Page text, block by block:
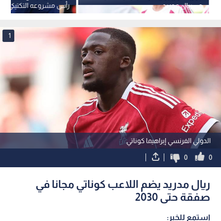
رأس مشروعه التكتيكي
مع ريال مدريد
الدولي الفرنسي إبراهيما كوناتي
1
0
0
ريال مدريد يضم اللاعب كوناتي مجانا في
صفقة حتى 2030
استمع للخبر: